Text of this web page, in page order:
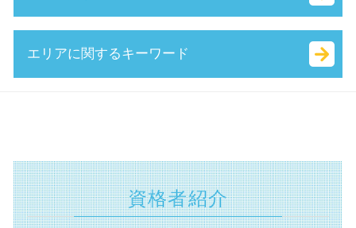
公的支援 とは
事業計画書 とは
事業計画書 書き方
小規模事業者
有限責任 とは
合同会社 資金調達
合同会社 設立 資本金
会社 印鑑証明書
会社設立 費用
会社設立 資本金 決め方
創業 助成金 とは
新事業進出補助金 2025
受給資格者創業支援助成金 とは
事業承継補助金 とは
事業再構築補助金 とは
助成金 とは
中小企業庁 事業承継
株式 譲渡 契約書 とは
事業 譲渡 契約書 とは
資本 提携 とは
企業 提携 とは
吸収 分割
業務 提携 とは
相続 兄弟
相続 範囲
抵当権設定 登記
相続税 対象
単純承認 とは
遺言書 無効
エリアに関するキーワード
起業支援 川崎市 税理士
起業支援 静岡県 税理士
助成金申請 横浜市 相談
認定支援機関 神奈川県 相談
資格者紹介